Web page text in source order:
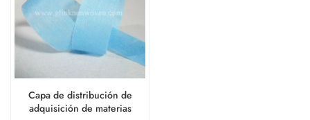
Capa de distribución de
adquisición de materias